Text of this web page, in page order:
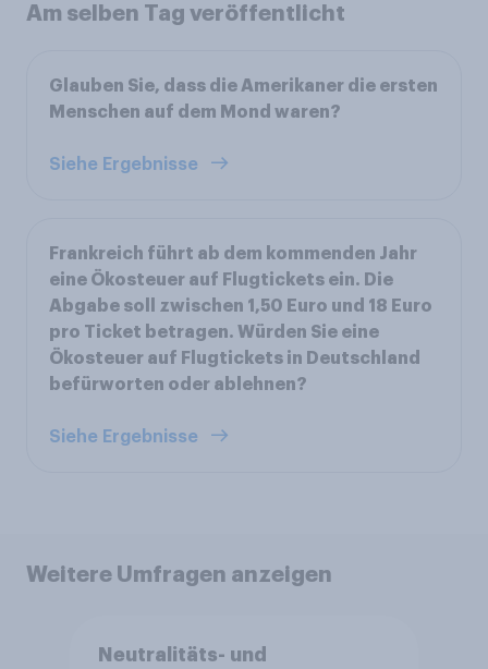
Am selben Tag veröffentlicht
Glauben Sie, dass die Amerikaner die ersten
Menschen auf dem Mond waren?
Siehe Ergebnisse
Frankreich führt ab dem kommenden Jahr
eine Ökosteuer auf Flugtickets ein. Die
Abgabe soll zwischen 1,50 Euro und 18 Euro
pro Ticket betragen. Würden Sie eine
Ökosteuer auf Flugtickets in Deutschland
befürworten oder ablehnen?
Siehe Ergebnisse
Weitere Umfragen anzeigen
Neutralitäts- und